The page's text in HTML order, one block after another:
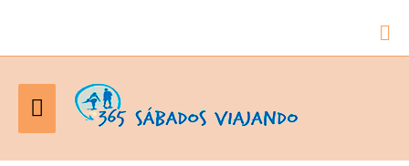
Menú
principal